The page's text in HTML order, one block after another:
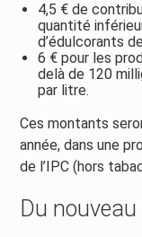
4,5 € de
quantité
d’édulcorants
6 € pour les
delà de 120
par litre.
Ces montants
année, dans une
de l’IPC (hors
Du